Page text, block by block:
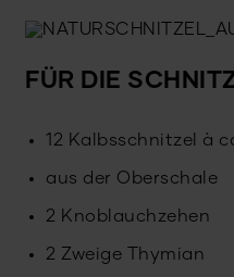
FÜR DIE
12 Kalbsschnitzel à
aus der Oberschale
2 Knoblauchzehen
2 Zweige Thymian